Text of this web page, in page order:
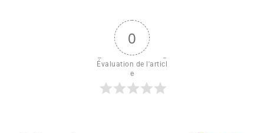
0
Évaluation de l'articl
e